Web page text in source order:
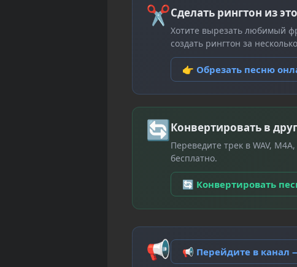
✂Сделать рингтон из
Хотите вырезать любимый
создать рингтон за
👉 Обрезать песню
🔄Конвертировать в
Переведите трек в WAV,
бесплатно.
🔄 Конвертировать
📢 📢 Перейдите в